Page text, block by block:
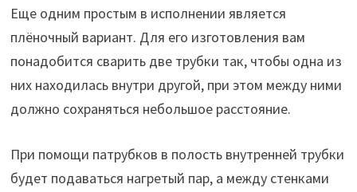
Еще одним простым в исполнении является
плёночный вариант. Для его изготовления вам
понадобится сварить две трубки так, чтобы одна из
них находилась внутри другой, при этом между ними
должно сохраняться небольшое расстояние.
При помощи патрубков в полость внутренней трубки
будет подаваться нагретый пар, а между стенками